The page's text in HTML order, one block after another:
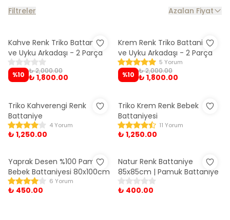
Filtreler Azalan Fiyat
Kahve Renk Triko Battaniye
ve Uyku Arkadaşı - 2 Parça
%10 ₺ 2,000.00
₺ 1,800.00
Krem Renk Triko Battaniye
ve Uyku Arkadaşı - 2 Parça
5 Yorum
%10 ₺ 2,000.00
₺ 1,800.00
Triko Kahverengi Renk
Battaniye
4 Yorum
₺ 1,250.00
Triko Krem Renk Bebek
Battaniyesi
11 Yorum
₺ 1,250.00
Yaprak Desen %100 Pamuk
Bebek Battaniyesi 80x100cm
6 Yorum
₺ 450.00
Natur Renk Battaniye
85x85cm | Pamuk Battaniye
₺ 400.00